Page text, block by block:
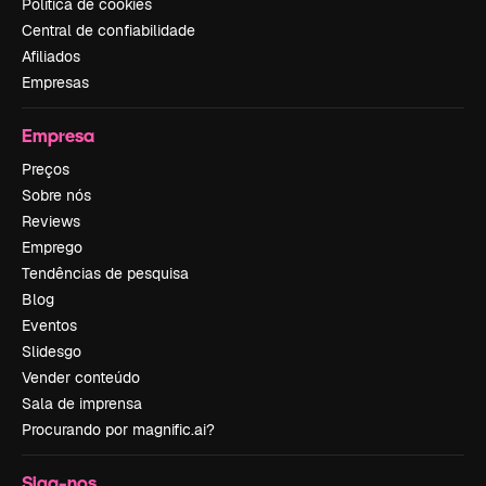
Política de cookies
Central de confiabilidade
Afiliados
Empresas
Empresa
Preços
Sobre nós
Reviews
Emprego
Tendências de pesquisa
Blog
Eventos
Slidesgo
Vender conteúdo
Sala de imprensa
Procurando por magnific.ai?